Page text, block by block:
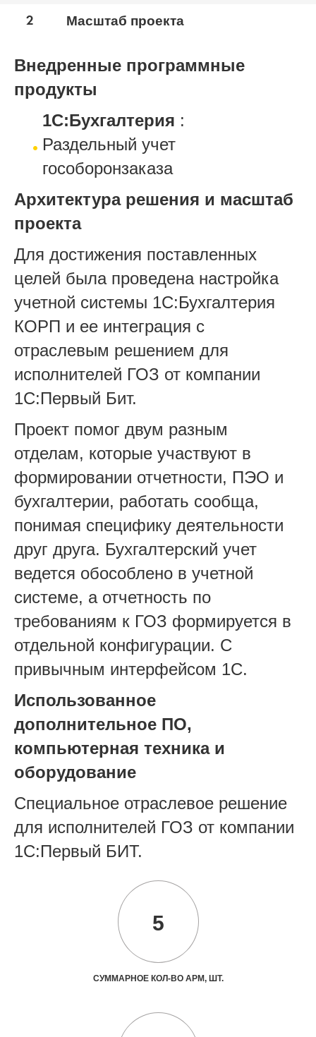
2 Масштаб проекта
Внедренные программные
продукты
1С:Бухгалтерия :
Раздельный учет
гособоронзаказа
Архитектура решения и масштаб
проекта
Для достижения поставленных
целей была проведена настройка
учетной системы 1С:Бухгалтерия
КОРП и ее интеграция с
отраслевым решением для
исполнителей ГОЗ от компании
1С:Первый Бит.
Проект помог двум разным
отделам, которые участвуют в
формировании отчетности, ПЭО и
бухгалтерии, работать сообща,
понимая специфику деятельности
друг друга. Бухгалтерский учет
ведется обособлено в учетной
системе, а отчетность по
требованиям к ГОЗ формируется в
отдельной конфигурации. С
привычным интерфейсом 1С.
Использованное
дополнительное ПО,
компьютерная техника и
оборудование
Специальное отраслевое решение
для исполнителей ГОЗ от компании
1С:Первый БИТ.
5
СУММАРНОЕ КОЛ-ВО АРМ, ШТ.